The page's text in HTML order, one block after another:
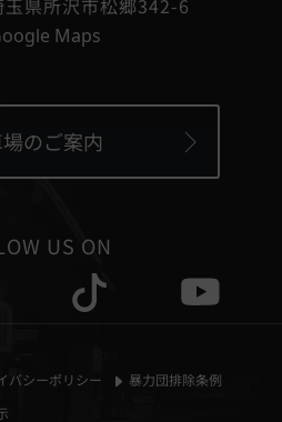
県所沢市松郷342-6
Maps
のご案内
US ON
バシーポリシー
暴力団排除条例